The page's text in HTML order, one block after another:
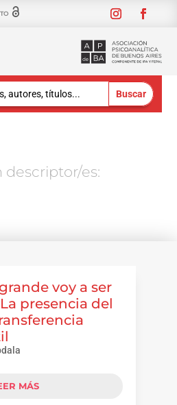
descriptor/es:
voy a ser
presencia del
MÁS